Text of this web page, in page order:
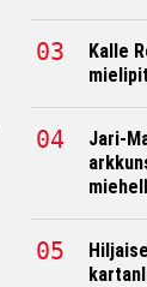
Kalle
Jari-